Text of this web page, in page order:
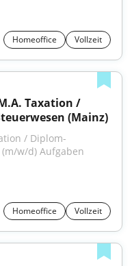
Homeoffice Vollzeit
Taxation /
(Mainz)
/ Diplom-
w/d) Aufgaben
Homeoffice Vollzeit